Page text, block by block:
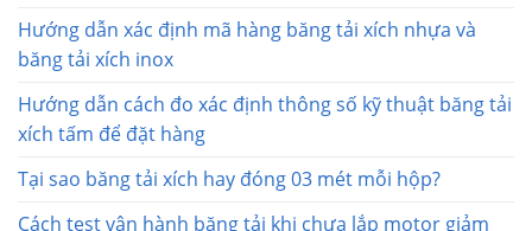
Hướng dẫn xác định mã hàng băng tải xích nhựa và
băng tải xích inox
Hướng dẫn cách đo xác định thông số kỹ thuật băng tải
xích tấm để đặt hàng
Tại sao băng tải xích hay đóng 03 mét mỗi hộp?
Cách test vận hành băng tải khi chưa lắp motor giảm